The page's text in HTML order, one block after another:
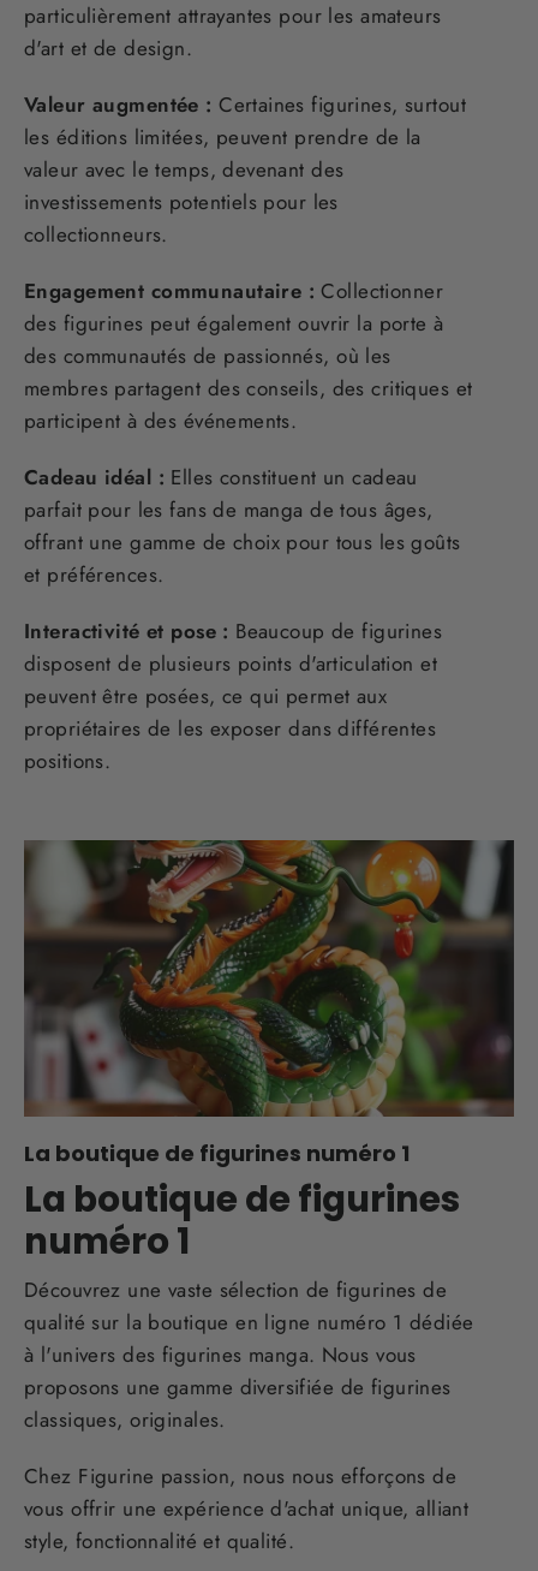
particulièrement attrayantes pour les amateurs
d'art et de design.
Valeur augmentée : Certaines figurines, surtout
les éditions limitées, peuvent prendre de la
valeur avec le temps, devenant des
investissements potentiels pour les
collectionneurs.
Engagement communautaire : Collectionner
des figurines peut également ouvrir la porte à
des communautés de passionnés, où les
membres partagent des conseils, des critiques et
participent à des événements.
Cadeau idéal : Elles constituent un cadeau
parfait pour les fans de manga de tous âges,
offrant une gamme de choix pour tous les goûts
et préférences.
Interactivité et pose : Beaucoup de figurines
disposent de plusieurs points d'articulation et
peuvent être posées, ce qui permet aux
propriétaires de les exposer dans différentes
positions.
La boutique de figurines numéro 1
La boutique de figurines
numéro 1
Découvrez une vaste sélection de figurines de
qualité sur la boutique en ligne numéro 1 dédiée
à l'univers des figurines manga. Nous vous
proposons une gamme diversifiée de figurines
classiques, originales.
Chez Figurine passion, nous nous efforçons de
vous offrir une expérience d'achat unique, alliant
style, fonctionnalité et qualité.